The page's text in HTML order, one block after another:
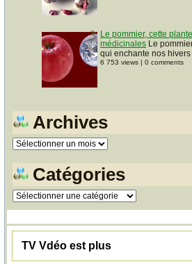
Le pommier, cette
médicinales Le
qui enchante nos hivers
6 753 views| 0 comments
Archives
Archives
Catégories
Catégories
TV Vdéo est plus